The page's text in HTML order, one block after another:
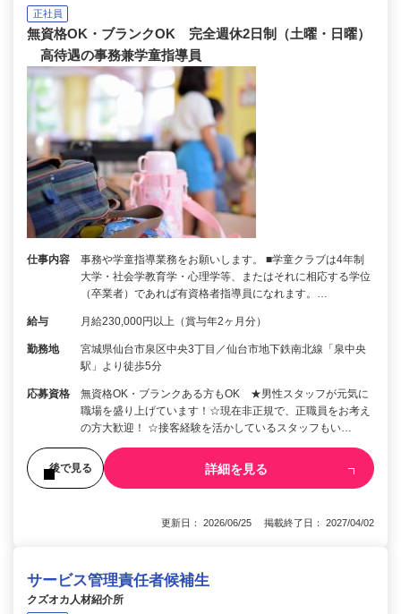
正社員
無資格OK・ブランクOK 完全週休2日制（土曜・日曜）
高待遇の事務兼学童指導員
仕事内容
事務や学童指導業務をお願いします。 ■学童クラブは4年制
大学・社会学教育学・心理学等、またはそれに相応する学位
（卒業者）であれば有資格者指導員になれます。…
給与 月給230,000円以上（賞与年2ヶ月分）
勤務地
宮城県仙台市泉区中央3丁目／仙台市地下鉄南北線「泉中央
駅」より徒歩5分
応募資格
無資格OK・ブランクある方もOK ★男性スタッフが元気に
職場を盛り上げています！☆現在非正規で、正職員をお考え
の方大歓迎！ ☆接客経験を活かしているスタッフもい…
後で見る 詳細を見る
更新日： 2026/06/25 掲載終了日： 2027/04/02
サービス管理責任者候補生
クズオカ人材紹介所